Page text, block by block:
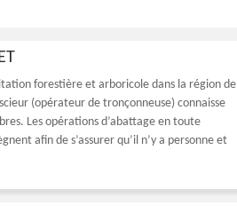
forestière et arboricole dans la région de
(opérateur de tronçonneuse) connaisse
Les opérations d’abattage en toute
afin de s’assurer qu’il n’y a personne et